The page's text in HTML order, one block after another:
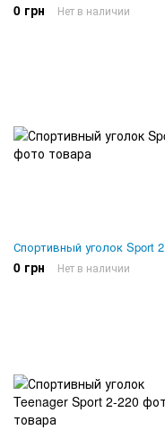
0 грн Нет в наличии
Спортивный уголок Sport 2
0 грн Нет в наличии